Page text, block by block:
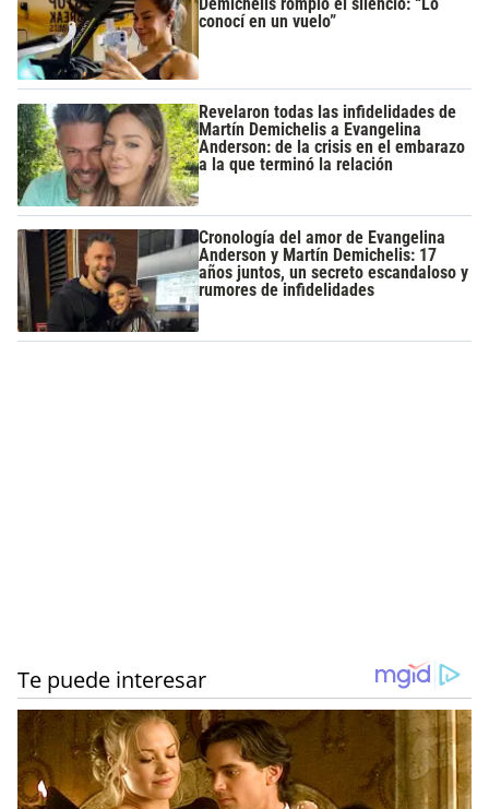
conocí en un vuelo”
Revelaron todas las infidelidades de
Martín Demichelis a Evangelina
Anderson: de la crisis en el embarazo
a la que terminó la relación
Cronología del amor de Evangelina
Anderson y Martín Demichelis: 17
años juntos, un secreto escandaloso y
rumores de infidelidades